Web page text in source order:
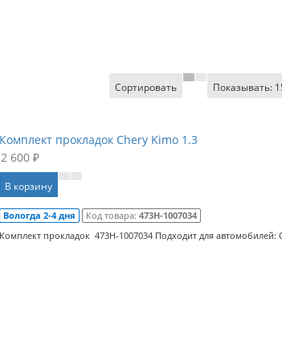
Сортировать Показывать:
Комплект прокладок Chery Kimo 1.3
2 600 ₽
В корзину
Вологда 2-4 дня Код товара: 473H-1007034
Комплект прокладок 473H-1007034 Подходит для